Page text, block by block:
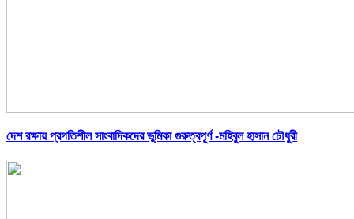
দেশ রক্ষায় প্রগতিশীল সাংবাদিকদের ভুমিকা গুরুত্বপূর্ণ -মহিবুল হাসান চৌধুরী